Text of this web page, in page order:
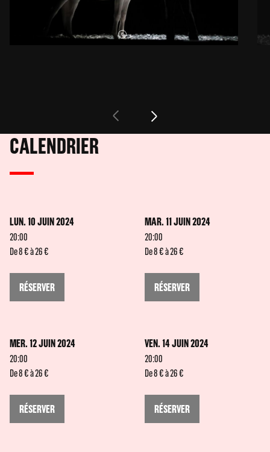
CALENDRIER
LUN. 10 JUIN 2024
20:00
De 8 € à 26 €
RÉSERVER
MAR. 11 JUIN 2024
20:00
De 8 € à 26 €
RÉSERVER
MER. 12 JUIN 2024
20:00
De 8 € à 26 €
RÉSERVER
VEN. 14 JUIN 2024
20:00
De 8 € à 26 €
RÉSERVER